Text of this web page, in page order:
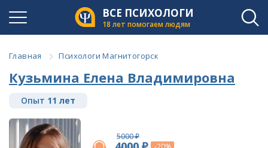
ВСЕ ПСИХОЛОГИ
18 лет помогаем людям
Главная Психологи Магнитогорск
Кузьмина Елена Владимировна
Опыт 11 лет
5000 ₽